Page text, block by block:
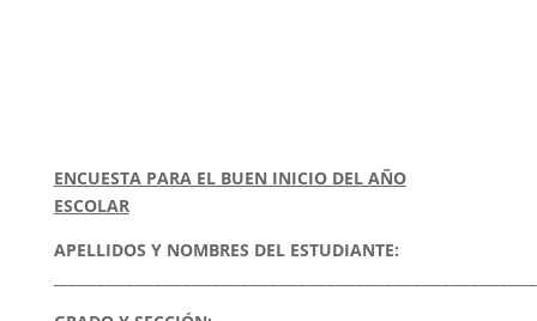
ENCUESTA PARA EL BUEN INICIO DEL AÑO
ESCOLAR
APELLIDOS Y NOMBRES DEL ESTUDIANTE: